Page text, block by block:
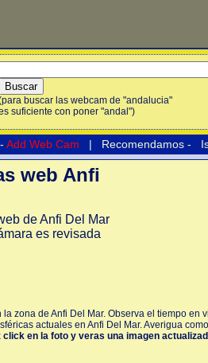
buscar las webcam de "andalucia"
suficiente con poner "andal")
Add Web Cam | Recomendamos -
web Anfi
de Anfi Del Mar
es revisada
zona de Anfi Del Mar. Observa el tiempo en
actuales en Anfi Del Mar. Averigua
click en la foto y veras una imagen